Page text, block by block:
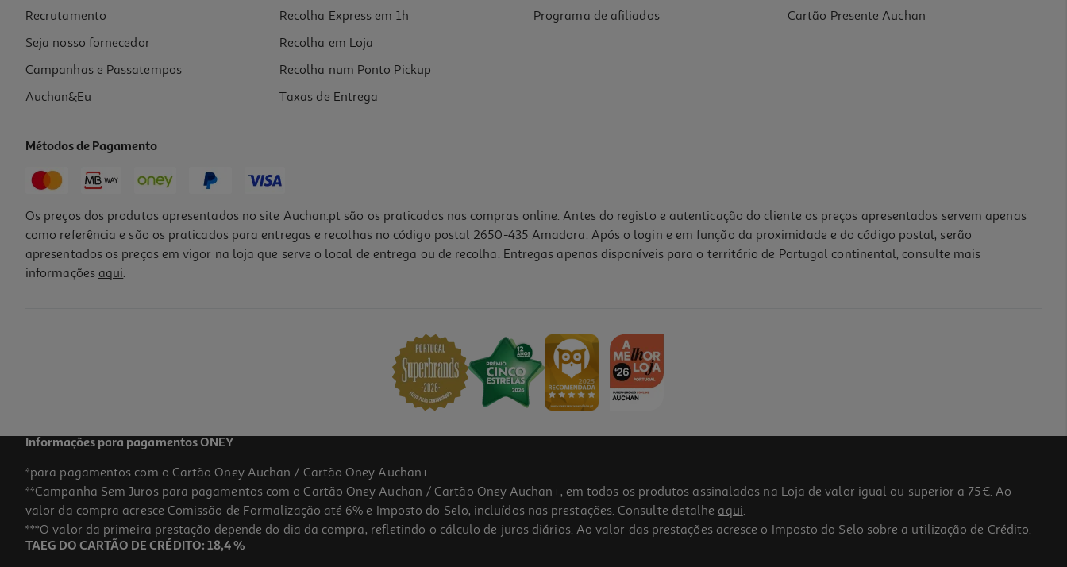
129,99 €
Recrutamento
Seja nosso fornecedor
Campanhas e Passatempos
Auchan&Eu
Recolha Express em 1h
Recolha em Loja
Recolha num Ponto Pickup
Taxas de Entrega
Programa de afiliados
Cartão Presente Auchan
Métodos de Pagamento
Os preços dos produtos apresentados no site Auchan.pt são os praticados nas compras online. Antes do registo e autenticação do cliente os preços apresentados servem apenas
como referência e são os praticados para entregas e recolhas no código postal 2650-435 Amadora. Após o login e em função da proximidade e do código postal, serão
apresentados os preços em vigor na loja que serve o local de entrega ou de recolha. Entregas apenas disponíveis para o território de Portugal continental, consulte mais
informações aqui.
Informações para pagamentos ONEY
*para pagamentos com o Cartão Oney Auchan / Cartão Oney Auchan+.
**Campanha Sem Juros para pagamentos com o Cartão Oney Auchan / Cartão Oney Auchan+, em todos os produtos assinalados na Loja de valor igual ou superior a 75€. Ao
valor da compra acresce Comissão de Formalização até 6% e Imposto do Selo, incluídos nas prestações. Consulte detalhe aqui.
***O valor da primeira prestação depende do dia da compra, refletindo o cálculo de juros diários. Ao valor das prestações acresce o Imposto do Selo sobre a utilização de Crédito.
TAEG DO CARTÃO DE CRÉDITO: 18,4 %